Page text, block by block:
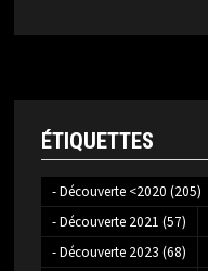
ÉTIQUETTES
- Découverte <2020 (205)
- Découverte 2021 (57)
- Découverte 2023 (68)